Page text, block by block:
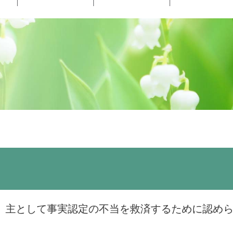
主として事実認定の不当を救済するために認めら